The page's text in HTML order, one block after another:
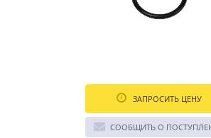
ЗАПРОСИТЬ ЦЕНУ
СООБЩИТЬ О